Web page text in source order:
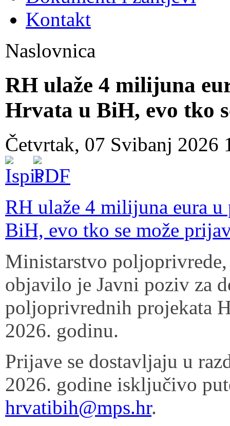
Kontakt
Naslovnica
RH ulaže 4 milijuna
Hrvata u BiH, evo tko
Četvrtak, 07 Svibanj 2026
RH ulaže 4 milijuna eura
BiH, evo tko se može
Ministarstvo
objavilo je Javni poziv za
poljoprivrednih projekata
2026. godinu.
Prijave se dostavljaju u
2026. godine isključivo
hrvatibih@mps.hr.